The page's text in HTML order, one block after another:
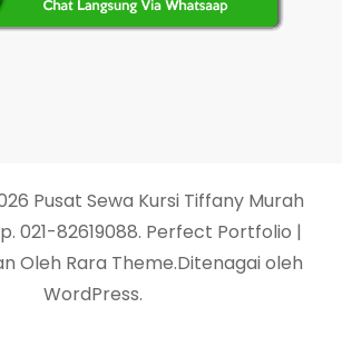
Pusat Sewa Kursi Tiffany Murah
021-82619088. Perfect Portfolio |
Oleh Rara Theme.Ditenagai oleh
WordPress.